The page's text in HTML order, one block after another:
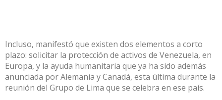
Incluso, manifestó que existen dos elementos a corto
plazo: solicitar la protección de activos de Venezuela, en
Europa, y la ayuda humanitaria que ya ha sido además
anunciada por Alemania y Canadá, esta última durante la
reunión del Grupo de Lima que se celebra en ese país.